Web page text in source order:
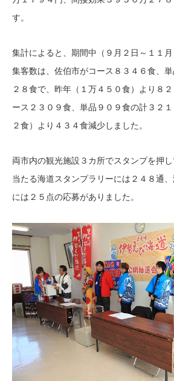
す。
集計によると、期間中（９月２日～１１
集客数は、佐伯市がコース８３４６食、
２８食で、昨年（１万４５０食）より８
ース２３０９食、単品９０９食の計３２
２食）より４３４食減少しました。
両市内の観光施設３カ所でスタンプを押
当たる海道スタンプラリーには２４８通
には２５点の応募がありました。